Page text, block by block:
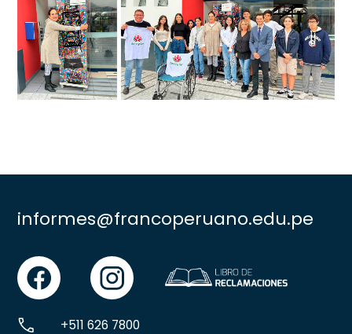
informes@francoperuano.edu.pe
facebook instgram
+511 626 7800